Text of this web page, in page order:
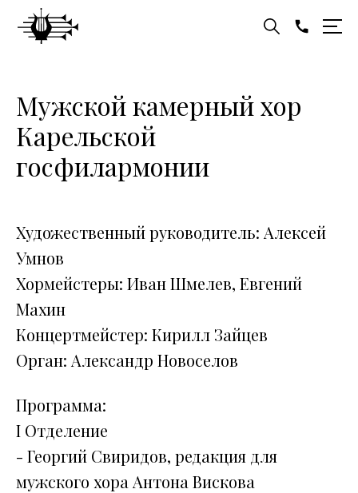
Мужской камерный хор
Карельской
госфилармонии
Художественный руководитель: Алексей
Умнов
Хормейстеры: Иван Шмелев, Евгений
Махин
Концертмейстер: Кирилл Зайцев
Орган: Александр Новоселов
Программа:
I Отделение
- Георгий Свиридов, редакция для
мужского хора Антона Вискова